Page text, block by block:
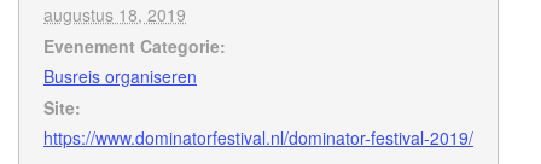
augustus 18, 2019
Evenement Categorie:
Busreis organiseren
Site:
https://www.dominatorfestival.nl/dominator-festival-2019/